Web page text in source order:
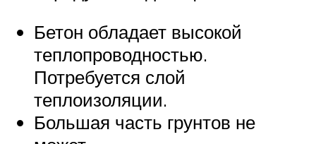
Бетон обладает высокой
теплопроводностью.
Потребуется слой
теплоизоляции.
Большая часть грунтов не